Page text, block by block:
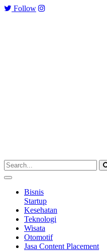
Follow
Bisnis
Startup
Kesehatan
Teknologi
Wisata
Otomotif
Jasa Content Placement